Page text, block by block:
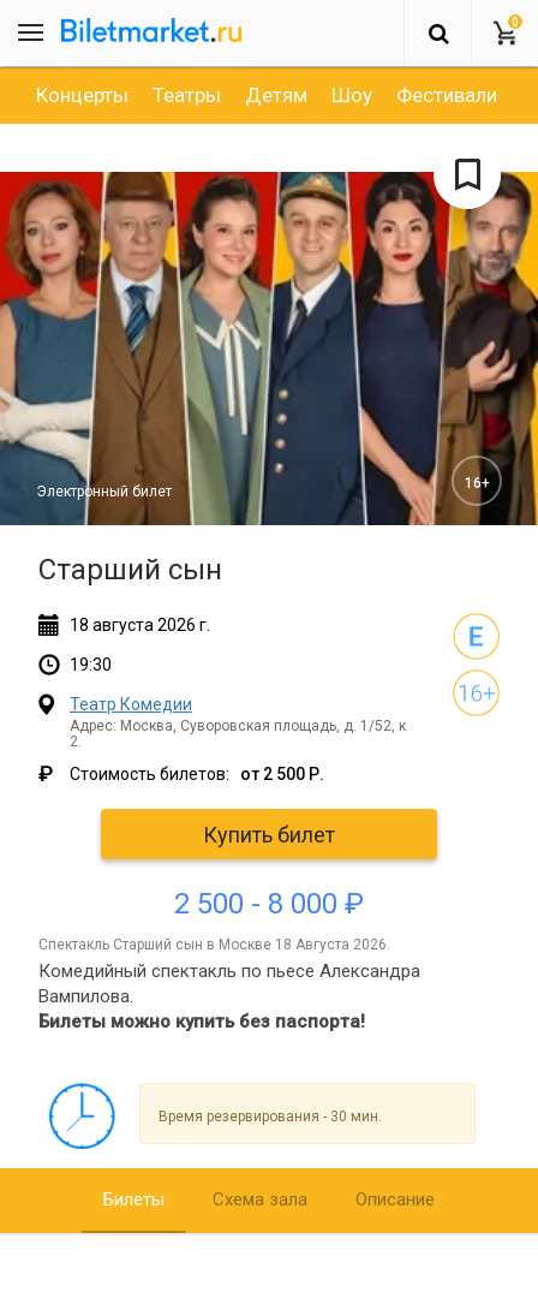
0
Концерты Театры Детям Шоу Фестивали
Старший сын
Электронный билет 16+
18 августа 2026 г.
19:30
Театр Комедии
Адрес: Москва, Суворовская площадь, д. 1/52, к
2.
₽ Стоимость билетов: от 2 500 Р.
Купить билет
2 500 - 8 000 ₽
спектакль Старший сын в Москве 18 Августа 2026.
Комедийный спектакль по пьесе Александра
Вампилова.
Билеты можно купить без паспорта!
Время резервирования - 30 мин.
Билеты Схема зала Описание